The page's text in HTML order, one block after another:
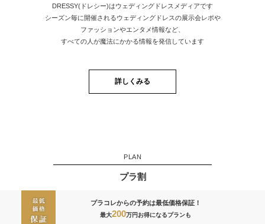
DRESSY(ドレシー)はウェディングドレスメディアです
シーズン毎に開催されるウェディングドレスの展示会レポや
ファッションやエンタメ情報など、
すべての人が魔法にかかる情報を発信しています
詳しくみる
PLAN
プラ割
プラコレからの予約は最低価格保証！
最大200万円お得になるプランも